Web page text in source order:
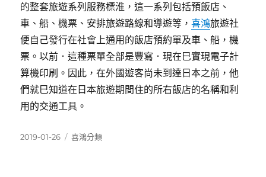
的整套旅遊系列服務標淮，這一系列包括預飯店、
車、船、機票、安排旅遊路線和導遊等，喜鴻旅遊社
便自己發行在社會上通用的飯店預約單及車、船，機
票。以前．這種票單全部是豐寫．現在巳實現電子計
算機印刷。因此，在外國遊客尚未到達日本之前，他
們就巳知道在日本旅遊期間住的所右飯店的名稱和利
用的交通工具。
發
2019-01-26
分
喜鴻分類